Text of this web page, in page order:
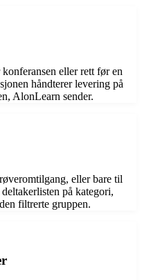
eller rett før en
håndterer levering på
AlonLearn sender.
eller bare til
på kategori,
filtrerte gruppen.